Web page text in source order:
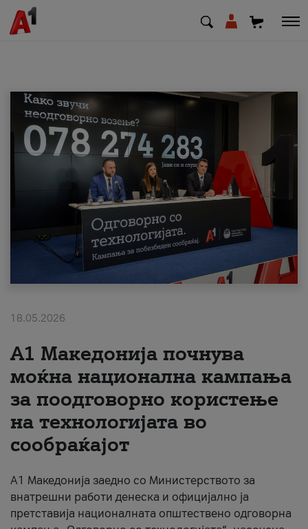
МК EN SQ
Деловни
Поддршка
Надополни кредит
#ПодобарОнлајн
18.05.2026
A1 Македонија почнува
моќна национална кампања
за поодговорно користење
на технологијата во
сообраќајот
A1 Македонија заедно со Министерството за
внатрешни работи денеска и официјално ја
претставија националната општествено одговорна